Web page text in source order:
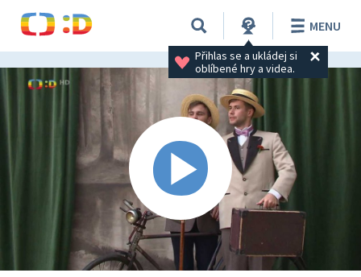
Přihlas se a ukládej si
oblíbené hry a videa.
MENU